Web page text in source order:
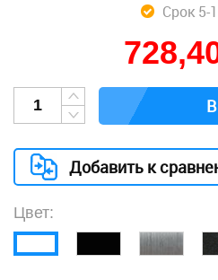
Срок 5-
Добавить к
Цвет: